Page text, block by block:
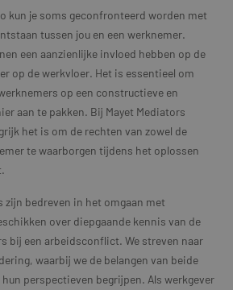
kun je soms geconfronteerd worden met
tussen jou en een werknemer.
een aanzienlijke invloed hebben op de
op de werkvloer. Het is essentieel om
op een constructieve en
aan te pakken. Bij Mayet Mediators
het is om de rechten van zowel de
te waarborgen tijdens het oplossen
zijn bedreven in het omgaan met
over diepgaande kennis van de
bij een arbeidsconflict. We streven naar
waarbij we de belangen van beide
perspectieven begrijpen. Als werkgever